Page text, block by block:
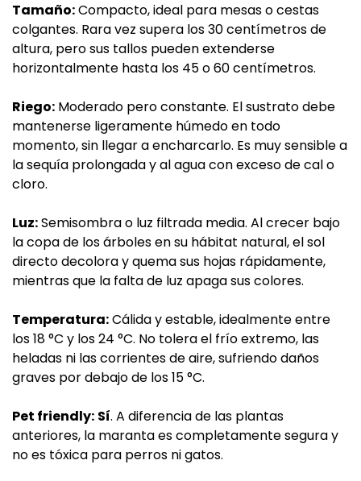
Tamaño:Compacto, ideal para mesas o cestas
colgantes. Rara vez supera los 30 centímetros de
altura, pero sus tallos pueden extenderse
horizontalmente hasta los 45 o 60 centímetros.
Riego: Moderado pero constante. El sustrato debe
mantenerse ligeramente húmedo en todo
momento, sin llegar a encharcarlo. Es muy sensible a
la sequía prolongada y al agua con exceso de cal o
cloro.
Luz:Semisombra o luz filtrada media. Al crecer bajo
la copa de los árboles en su hábitat natural, el sol
directo decolora y quema sus hojas rápidamente,
mientras que la falta de luz apaga sus colores.
Temperatura:Cálida y estable, idealmente entre
los 18 °C y los 24 °C. No tolera el frío extremo, las
heladas ni las corrientes de aire, sufriendo daños
graves por debajo de los 15 °C.
Pet friendly: Sí. A diferencia de las plantas
anteriores, la maranta es completamente segura y
no es tóxica para perros ni gatos.